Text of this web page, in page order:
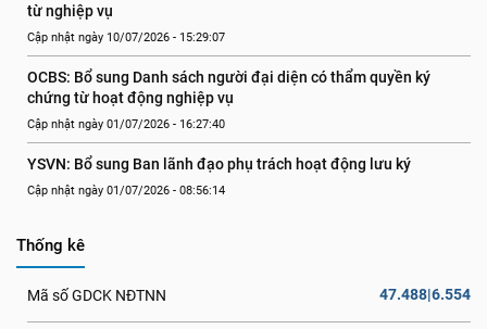
từ nghiệp vụ
Cập nhật ngày 10/07/2026 - 15:29:07
OCBS: Bổ sung Danh sách người đại diện có thẩm quyền ký
chứng từ hoạt động nghiệp vụ
Cập nhật ngày 01/07/2026 - 16:27:40
YSVN: Bổ sung Ban lãnh đạo phụ trách hoạt động lưu ký
Cập nhật ngày 01/07/2026 - 08:56:14
Thống kê
Mã số GDCK NĐTNN 47.488|6.554